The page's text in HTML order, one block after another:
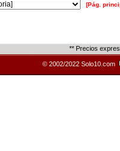
[Pág.
** Precios
© 2002/2022 Solo10.com